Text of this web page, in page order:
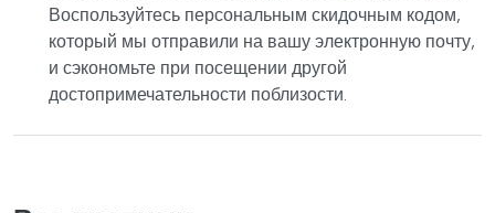
Воспользуйтесь персональным скидочным кодом,
который мы отправили на вашу электронную почту,
и сэкономьте при посещении другой
достопримечательности поблизости.